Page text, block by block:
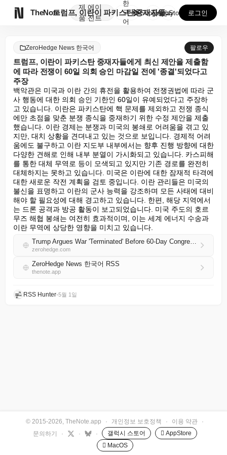
TheNote
제
품
에이
전트
트럼프, 이란이 파키스탄 중재자들에게 최신 제안을 제출...
한
국
어
GooglePlay
AppStore 로그인
ZeroHedge News 한국어 팔로우
트럼프, 이란이 파키스탄 중재자들에게 최신 제안을 제출함
에 따라 전쟁이 60일 의회 승인 마감일 전에 '종결'되었다고
주장
백악관은 미국과 이란 간의 휴전을 활용하여 전쟁권법에 따라 군
사 행동에 대한 의회 승인 기한인 60일이 유예되었다고 주장하
고 있습니다. 이란은 파키스탄에 핵 문제를 제외하고 전쟁 종식
에만 초점을 맞춘 분쟁 종식을 중재하기 위한 수정 제안을 제출
했습니다. 이란 경제는 분쟁과 미국의 봉쇄로 어려움을 겪고 있
지만, 대치 상황을 견뎌내고 있는 것으로 보입니다. 경제적 어려
움에도 불구하고 이란 지도부 내부에서는 향후 진행 방향에 대한
다양한 견해로 인해 내부 분열이 가시화되고 있습니다. 카스피해
를 통한 대체 무역로 등이 모색되고 있지만 기존 경로를 완전히
대체하지는 못하고 있습니다. 미국은 이란에 대한 잠재적 타격에
대한 새로운 작전 계획을 검토 중입니다. 이란 관리들은 미국의
불신을 표명하고 이란의 군사 능력을 강조하며 모든 사태에 대비
해야 할 필요성에 대해 경고하고 있습니다. 한편, 해당 지역에서
는 드론 공격과 방공 활동이 보고되었습니다. 미국 주도의 호르
무즈 해협 봉쇄는 여전히 효과적이며, 이는 세계 에너지 수송과
이란 무역에 상당한 영향을 미치고 있습니다.
Trump Argues War 'Terminated' Before 60-Day Congressional Approval Deadline, As Iran Submits Latest Proposal To Pakistan Mediators
zerohedge.com
ZeroHedge News 한국어 RSS
thenote.app
RSS Hunter•5월 1일
© 2015-2026, TheNote.app · 개인정보 보호정책 · 이용 약관
·
문의하기
· · · 갤럭시 스토어
 AppStore
 MacOS